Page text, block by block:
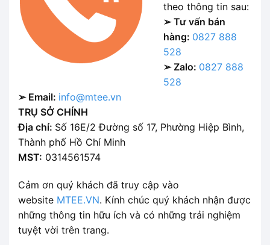
theo thông tin sau:
➢ Tư vấn bán
hàng: 0827 888
528
➢ Zalo: 0827 888
528
➢ Email: info@mtee.vn
TRỤ SỞ CHÍNH
Địa chỉ: Số 16E/2 Đường số 17, Phường Hiệp Bình,
Thành phố Hồ Chí Minh
MST: 0314561574
Cảm ơn quý khách đã truy cập vào
website MTEE.VN. Kính chúc quý khách nhận được
những thông tin hữu ích và có những trải nghiệm
tuyệt vời trên trang.